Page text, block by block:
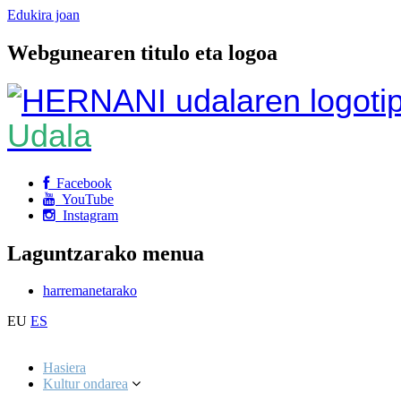
Edukira joan
Webgunearen titulo eta logoa
Udala
Facebook
YouTube
Instagram
Laguntzarako menua
harremanetarako
EU ES
Hasiera
Kultur ondarea